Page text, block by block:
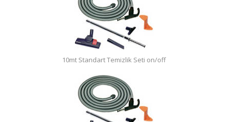
10mt Standart Temizlik Seti on/off